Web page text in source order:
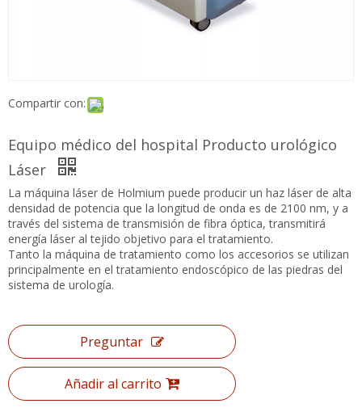
Equipo médico del hospital Producto urológico
La máquina láser de Holmium puede producir un haz láser de
alta densidad de potencia que la longitud de onda es de 2100
nm, y a través del sistema de transmisión de fibra óptica,
transmitirá energía láser al tejido objetivo para el tratamiento.
Tanto la máquina de tratamiento como los accesorios se
utilizan principalmente en el tratamiento endoscópico de las
piedras del sistema de urología.
Preguntar
Añadir al carrito
Modelo:XRHL100